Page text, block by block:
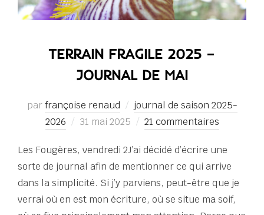
TERRAIN FRAGILE 2025 –
JOURNAL DE MAI
parfrançoise renaud
journal de saison 2025-
2026
Publié
31 mai 2025 21 commentaires
Les Fougères, vendredi 2J’ai décidé d’écrire une
sorte de journal afin de mentionner ce qui arrive
dans la simplicité. Si j’y parviens, peut-être que je
verrai où en est mon écriture, où se situe ma soif,